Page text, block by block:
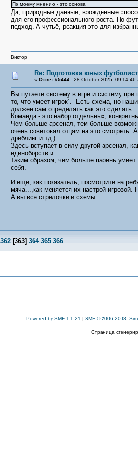
По моему мнению - это основа.
Да, природные данные, врождённые
для его профессионального роста. Но
подход. А чутьё, реакция это для
Виктор
Re: Подготовка юных
« Ответ #5444 :28 October 2025, 09:14:46
Вы путаете систему в игре и систему
то, что умеет игрок". Есть схема, но
должен сам определять как это сделать.
Команда - это набор отдельных,
Чем больше арсенал, тем больше
очень советовал отцам на это
дриблинг и тд.)
Здесь вступает в силу другой арсенал,
единоборств и
Таким образом, чем больше парень умеет
себя.
И еще, как показатель, посмотрите на
мяча...,как меняется их настрой игровой.
А вы все стрелочки и схемы.
362[363] 364 365 366
Powered by SMF 1.1.21 | SMF © 2006-2008,
Страница